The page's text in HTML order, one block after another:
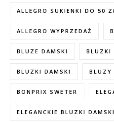
ALLEGRO SUKIENKI DO 50
ALLEGRO WYPRZEDAŻ
BLUZE DAMSKI BLUZKI
BLUZKI DAMSKI BLUZY
BONPRIX SWETER
ELEGANCKIE BLUZKI